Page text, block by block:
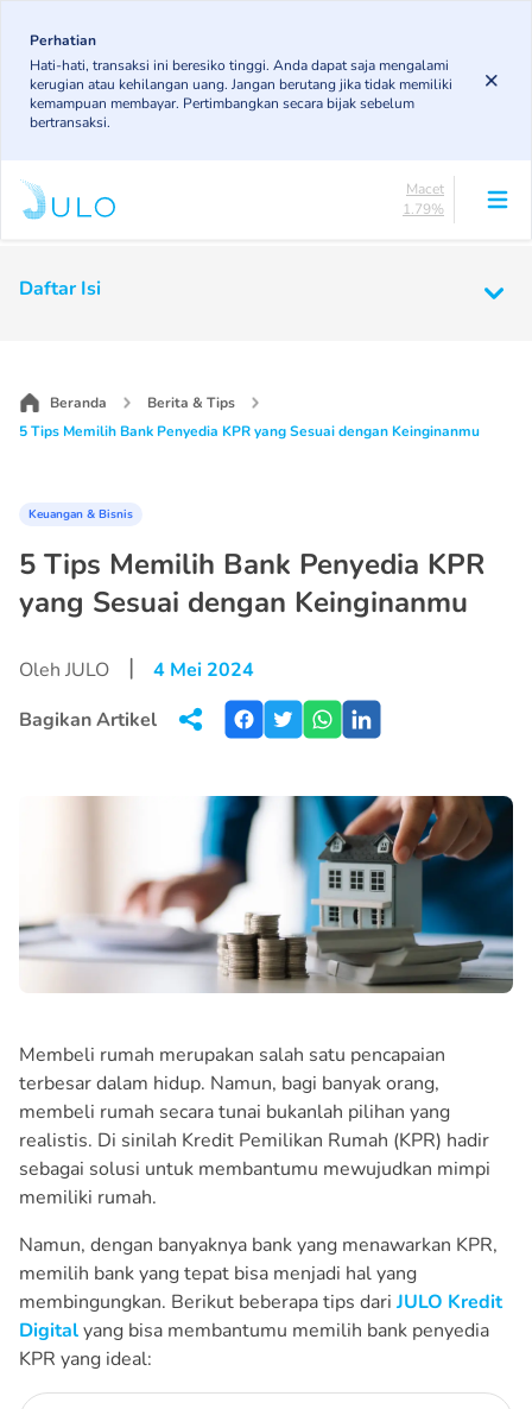
main
content
Perhatian
Hati-hati, transaksi ini beresiko tinggi. Anda dapat saja mengalami
kerugian atau kehilangan uang. Jangan berutang jika tidak memiliki
kemampuan membayar. Pertimbangkan secara bijak sebelum
bertransaksi.
Main
3.43%
KL
4.85%
Macet
1.79%
Macet
Daftar Isi
Beranda
Berita & Tips
5 Tips Memilih Bank Penyedia KPR yang Sesuai dengan Keinginanmu
Keuangan & Bisnis
5 Tips Memilih Bank Penyedia KPR
yang Sesuai dengan Keinginanmu
Oleh JULO |
4 Mei 2024
Bagikan Artikel
Membeli rumah merupakan salah satu pencapaian
terbesar dalam hidup. Namun, bagi banyak orang,
membeli rumah secara tunai bukanlah pilihan yang
realistis. Di sinilah Kredit Pemilikan Rumah (KPR) hadir
sebagai solusi untuk membantumu mewujudkan mimpi
memiliki rumah.
Namun, dengan banyaknya bank yang menawarkan KPR,
memilih bank yang tepat bisa menjadi hal yang
membingungkan. Berikut beberapa tips dariJULO Kredit
Digitalyang bisa membantumu memilih bank penyedia
KPR yang ideal: